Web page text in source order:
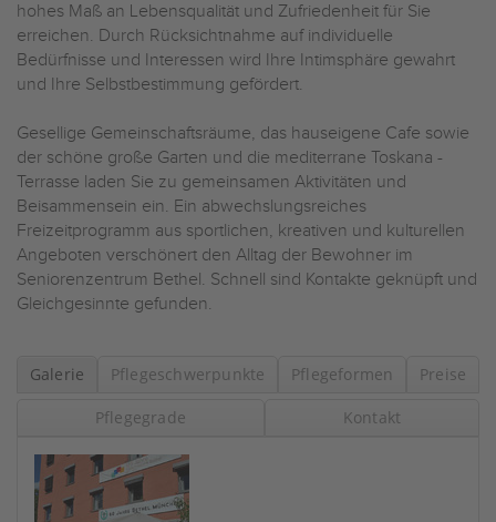
hohes Maß an Lebensqualität und Zufriedenheit für Sie
erreichen. Durch Rücksichtnahme auf individuelle
Bedürfnisse und Interessen wird Ihre Intimsphäre gewahrt
und Ihre Selbstbestimmung gefördert.
Gesellige Gemeinschaftsräume, das hauseigene Cafe sowie
der schöne große Garten und die mediterrane Toskana -
Terrasse laden Sie zu gemeinsamen Aktivitäten und
Beisammensein ein. Ein abwechslungsreiches
Freizeitprogramm aus sportlichen, kreativen und kulturellen
Angeboten verschönert den Alltag der Bewohner im
Seniorenzentrum Bethel. Schnell sind Kontakte geknüpft und
Gleichgesinnte gefunden.
Galerie Pflegeschwerpunkte Pflegeformen Preise
Pflegegrade Kontakt